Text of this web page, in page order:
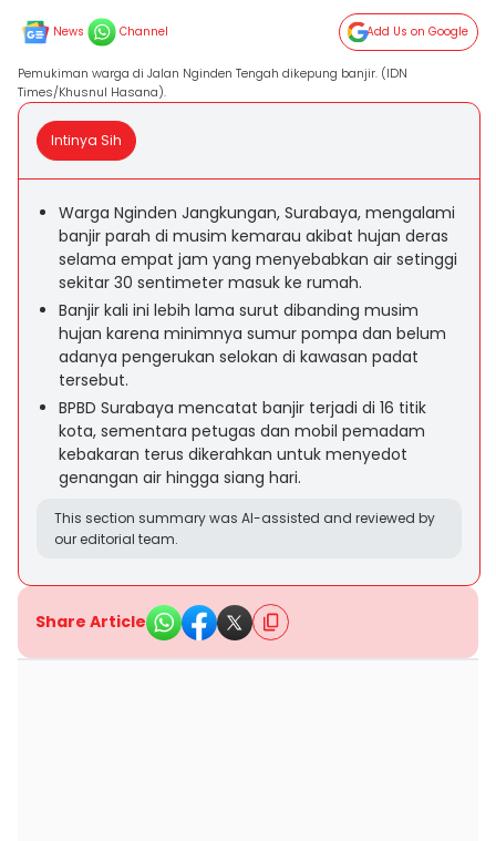
News Channel Add Us on Google
Pemukiman warga di Jalan Nginden Tengah dikepung banjir. (IDN
Times/Khusnul Hasana).
Intinya Sih
Warga Nginden Jangkungan, Surabaya, mengalami
banjir parah di musim kemarau akibat hujan deras
selama empat jam yang menyebabkan air setinggi
sekitar 30 sentimeter masuk ke rumah.
Banjir kali ini lebih lama surut dibanding musim
hujan karena minimnya sumur pompa dan belum
adanya pengerukan selokan di kawasan padat
tersebut.
BPBD Surabaya mencatat banjir terjadi di 16 titik
kota, sementara petugas dan mobil pemadam
kebakaran terus dikerahkan untuk menyedot
genangan air hingga siang hari.
This section summary was AI-assisted and reviewed by
our editorial team.
Share Article